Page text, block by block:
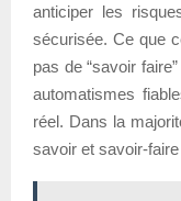
anticiper les
sécurisée. Ce que
pas de “savoir
automatismes
réel. Dans la
savoir et savoir-